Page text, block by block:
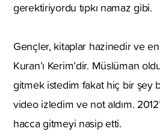
gerektiriyordu tıpkı namaz gibi.
Gençler, kitaplar hazinedir ve
Kuran’ı Kerim’dir. Müslüman
gitmek istedim fakat hiç bir şey
video izledim ve not aldım.
hacca gitmeyi nasip etti.